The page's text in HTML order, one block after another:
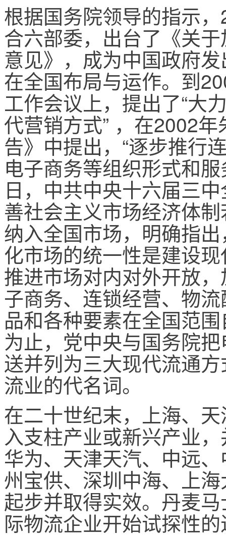
根据国务院领导的指示
合六部委，出台了《关
意见》，成为中国政府
在全国布局与运作。到
工作会议上，提出了“大
代营销方式” ，在2002
告》中提出，“逐步推行
电子商务等组织形式和
日，中共中央十六届三
善社会主义市场经济体
纳入全国市场，明确指
化市场的统一性是建设
推进市场对内对外开放
子商务、连锁经营、物
品和各种要素在全国范
为止，党中央与国务院
送并列为三大现代流通
流业的代名词。
在二十世纪末，上海、
入支柱产业或新兴产业
华为、天津天汽、中远
州宝供、深圳中海、上
起步并取得实效。丹麦
际物流企业开始试探性